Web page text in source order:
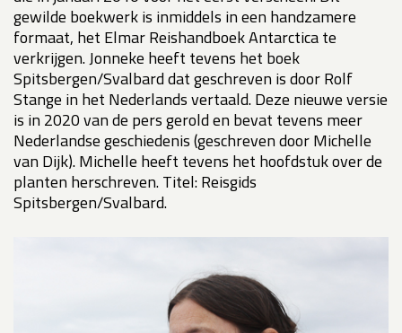
gewilde boekwerk is inmiddels in een handzamere
formaat, het Elmar Reishandboek Antarctica te
verkrijgen. Jonneke heeft tevens het boek
Spitsbergen/Svalbard dat geschreven is door Rolf
Stange in het Nederlands vertaald. Deze nieuwe versie
is in 2020 van de pers gerold en bevat tevens meer
Nederlandse geschiedenis (geschreven door Michelle
van Dijk). Michelle heeft tevens het hoofdstuk over de
planten herschreven. Titel: Reisgids
Spitsbergen/Svalbard.